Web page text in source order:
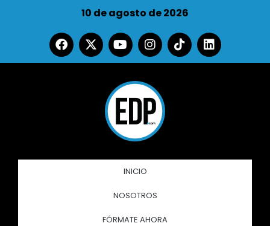
10 de agosto de 2026
INICIO
NOSOTROS
FÓRMATE AHORA